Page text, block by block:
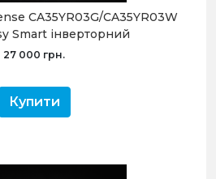
CA35YR03G/CA35YR03W
Smart інверторний
27 000 грн.
Купити